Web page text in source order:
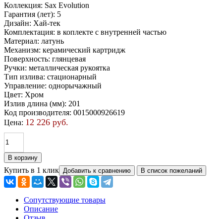
Коллекция: Sax Evolution
Гарантия (лет): 5
Дизайн: Хай-тек
Комплектация: в коплекте с внутренней частью
Материал: латунь
Механизм: керамический картридж
Поверхность: глянцевая
Ручки: металлическая рукоятка
Тип излива: стационарный
Управление: однорычажный
Цвет: Хром
Излив длина (мм): 201
Код производителя: 0015000926619
Цена: 12 226 руб.
Купить в 1 клик
Сопутствующие товары
Описание